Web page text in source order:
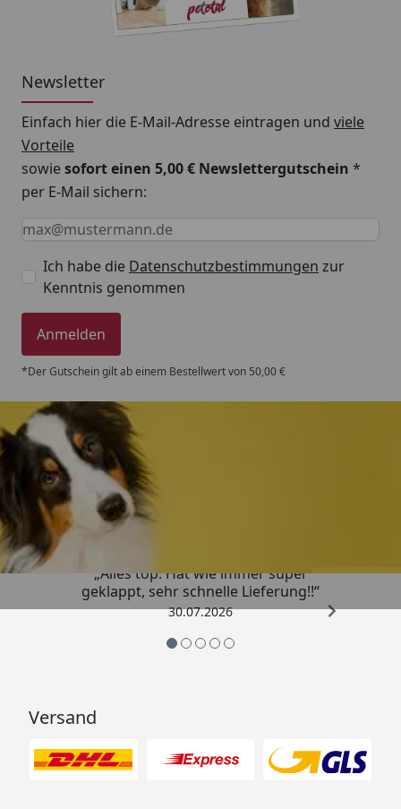
Newsletter
Einfach hier die E-Mail-Adresse eintragen und viele
Vorteile
sowiesofort einen 5,00 € Newslettergutschein *
per E-Mail sichern:
Keine Eingabe erforderlich
Eingabe erforderlich
E-Mail *
Ich habe die Datenschutzbestimmungen zur
Kenntnis genommen
Anmelden
*Der Gutschein gilt ab einem Bestellwert von 50,00 €
Trusted Shops
„Alles top. Hat wie immer super
geklappt, sehr schnelle Lieferung!!“
30.07.2026
Versand